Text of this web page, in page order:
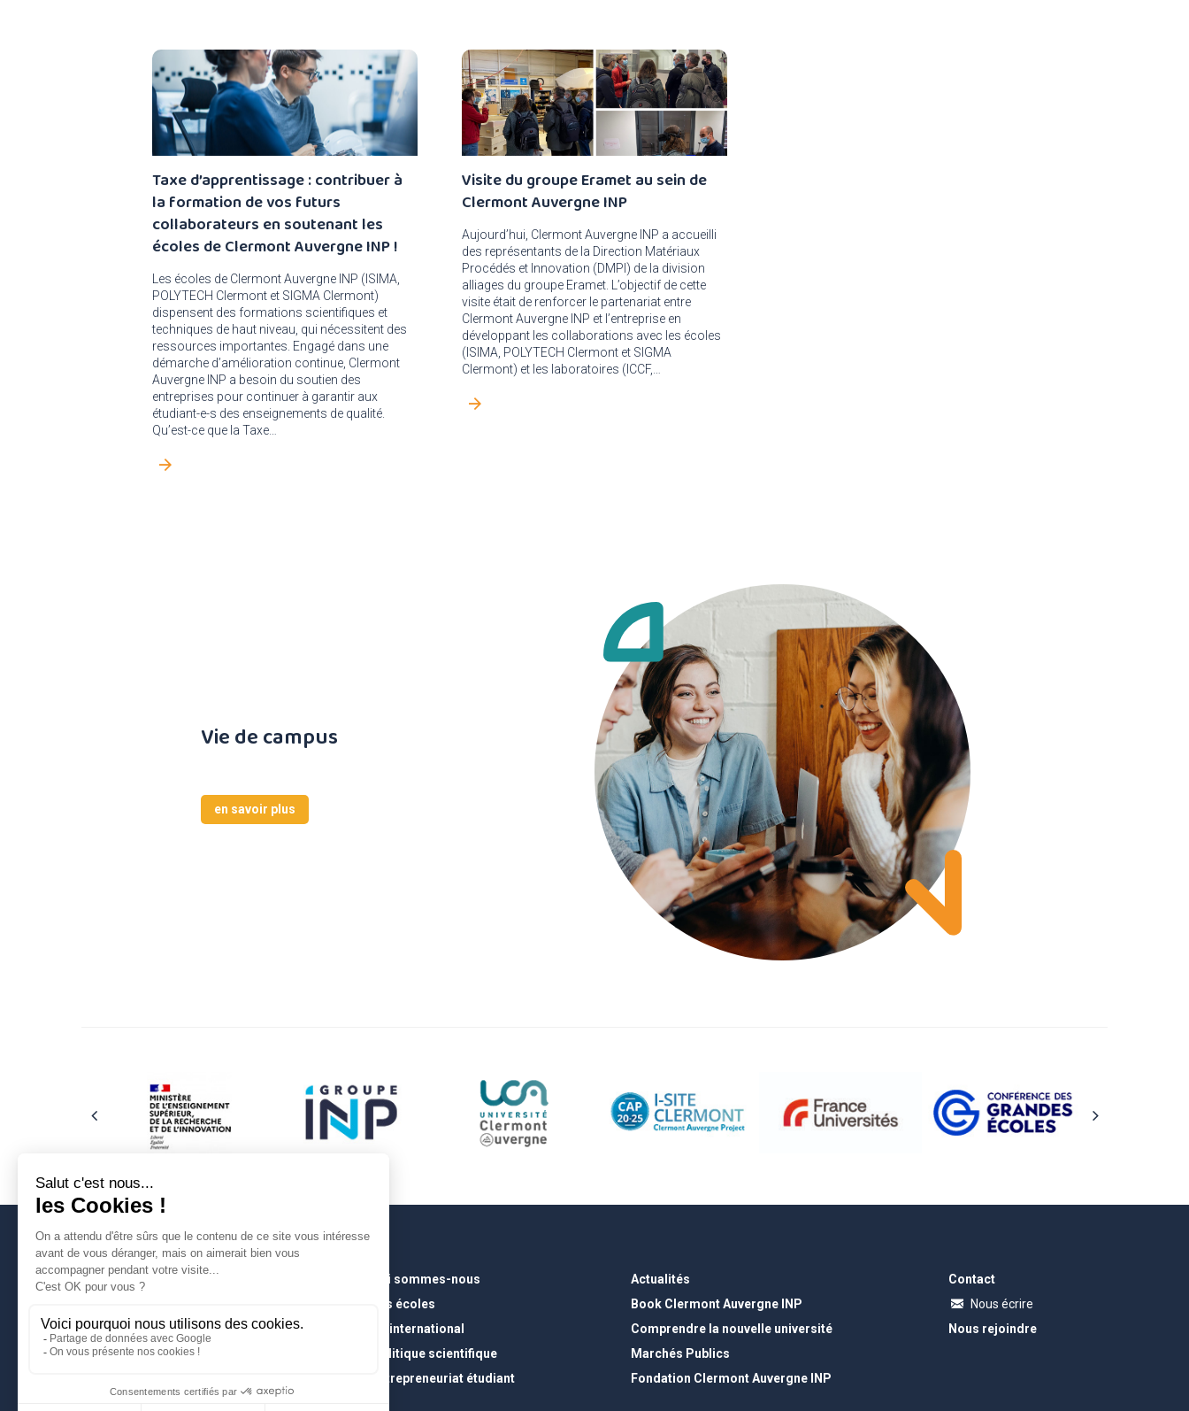
Taxe d’apprentissage : contribuer à
la formation de vos futurs
collaborateurs en soutenant les
écoles de Clermont Auvergne INP !
Les écoles de Clermont Auvergne INP (ISIMA,
POLYTECH Clermont et SIGMA Clermont)
dispensent des formations scientifiques et
techniques de haut niveau, qui nécessitent des
ressources importantes. Engagé dans une
démarche d’amélioration continue, Clermont
Auvergne INP a besoin du soutien des
entreprises pour continuer à garantir aux
étudiant-e-s des enseignements de qualité.
Qu’est-ce que la Taxe…
Visite du groupe Eramet au sein de
Clermont Auvergne INP
Aujourd’hui, Clermont Auvergne INP a accueilli
des représentants de la Direction Matériaux
Procédés et Innovation (DMPI) de la division
alliages du groupe Eramet. L’objectif de cette
visite était de renforcer le partenariat entre
Clermont Auvergne INP et l’entreprise en
développant les collaborations avec les écoles
(ISIMA, POLYTECH Clermont et SIGMA
Clermont) et les laboratoires (ICCF,…
Vie de campus
en savoir plus
Qui sommes-nous
Les écoles
À l’international
Politique scientifique
Entrepreneuriat étudiant
Actualités
Book Clermont Auvergne INP
Comprendre la nouvelle université
Marchés Publics
Fondation Clermont Auvergne INP
Contact
Nous écrire
Nous rejoindre